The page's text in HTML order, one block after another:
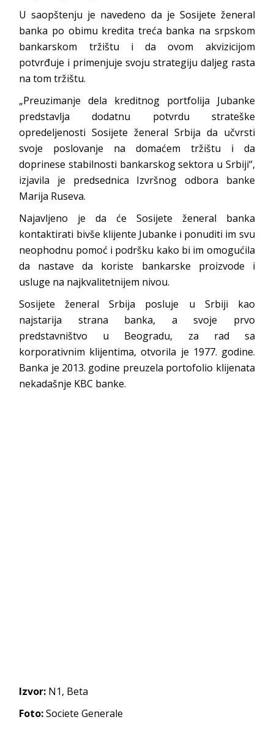
U saopštenju je navedeno da je Sosijete ženeral
banka po obimu kredita treća banka na srpskom
bankarskom tržištu i da ovom akvizicijom
potvrđuje i primenjuje svoju strategiju daljeg rasta
na tom tržištu.
„Preuzimanje dela kreditnog portfolija Jubanke
predstavlja dodatnu potvrdu strateške
opredeljenosti Sosijete ženeral Srbija da učvrsti
svoje poslovanje na domaćem tržištu i da
doprinese stabilnosti bankarskog sektora u Srbiji“,
izjavila je predsednica Izvršnog odbora banke
Marija Ruseva.
Najavljeno je da će Sosijete ženeral banka
kontaktirati bivše klijente Jubanke i ponuditi im svu
neophodnu pomoć i podršku kako bi im omogućila
da nastave da koriste bankarske proizvode i
usluge na najkvalitetnijem nivou.
Sosijete ženeral Srbija posluje u Srbiji kao
najstarija strana banka, a svoje prvo
predstavništvo u Beogradu, za rad sa
korporativnim klijentima, otvorila je 1977. godine.
Banka je 2013. godine preuzela portofolio klijenata
nekadašnje KBC banke.
Izvor: N1, Beta
Foto:Societe Generale